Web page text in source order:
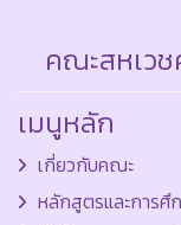
คณะสหเว
เมนูหลัก
เกี่ยวกับคณะ
หลักสูตรและการศึ